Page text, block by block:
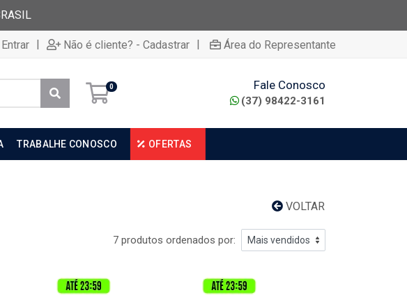
| Não é cliente? - Cadastrar | Área do Representante
0 Fale Conosco
(37) 98422-3161
TRABALHE CONOSCO OFERTAS
VOLTAR
7 produtos ordenados por: